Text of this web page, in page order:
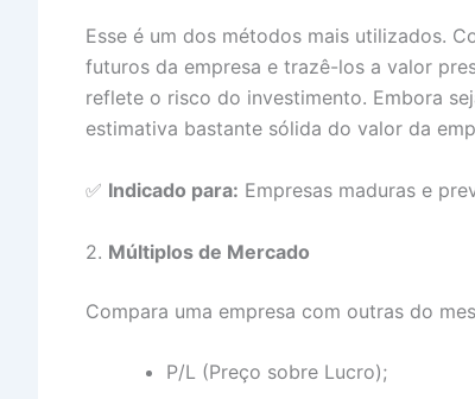
Esse é um dos métodos mais utilizados.
futuros da empresa e trazê-los a valor
reflete o risco do investimento. Embora
estimativa bastante sólida do valor da
✅ Indicado para: Empresas maduras e
2. Múltiplos de Mercado
Compara uma empresa com outras do
P/L (Preço sobre Lucro);